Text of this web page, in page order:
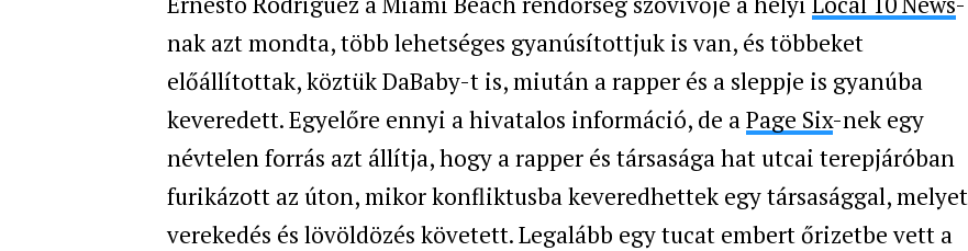
nak azt mondta, több lehetséges gyanúsítottjuk is van, és többeket
előállítottak, köztük DaBaby-t is, miután a rapper és a sleppje is gyanúba
keveredett. Egyelőre ennyi a hivatalos információ, de a Page Six-nek egy
névtelen forrás azt állítja, hogy a rapper és társasága hat utcai terepjáróban
furikázott az úton, mikor konfliktusba keveredhettek egy társasággal, melyet
verekedés és lövöldözés követett. Legalább egy tucat embert őrizetbe vett a